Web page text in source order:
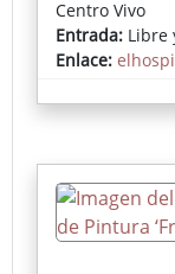
El trabajo de
e
Art (Nueva
Land Mark
Mossens
Centro Vivo
Entrada: Libre
Enlace: